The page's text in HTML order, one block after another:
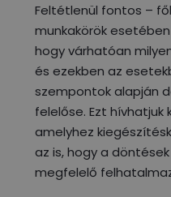
Feltétlenül fontos –
munkakörök
hogy várhatóan
és ezekben az
szempontok alapján
felelőse. Ezt hívhatjuk
amelyhez
az is, hogy a
megfelelő